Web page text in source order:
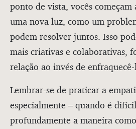
ponto de vista, vocês
uma nova luz, como um
podem resolver juntos. Isso
mais criativas e colaborativas,
relação ao invés de
Lembrar-se de praticar a
especialmente – quando é
profundamente a maneira